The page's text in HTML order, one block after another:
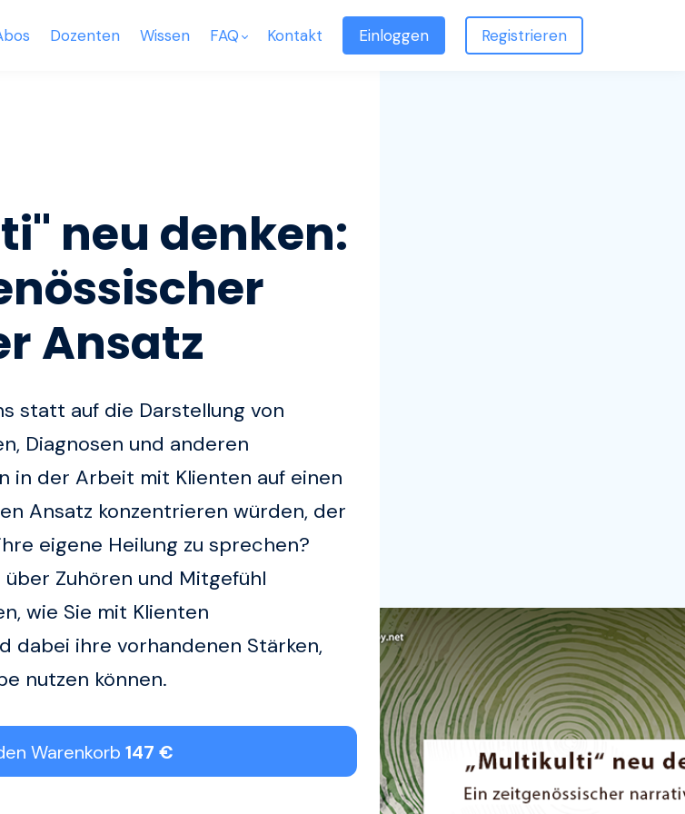
Dozenten Wissen FAQ Kontakt Einloggen Registrieren
neu denken:
Ansatz
statt auf die Darstellung von
Diagnosen und anderen
in der Arbeit mit Klienten auf einen
Ansatz konzentrieren würden, der
eigene Heilung zu sprechen?
über Zuhören und Mitgefühl
wie Sie mit Klienten
dabei ihre vorhandenen Stärken,
nutzen können.
Warenkorb 147 €